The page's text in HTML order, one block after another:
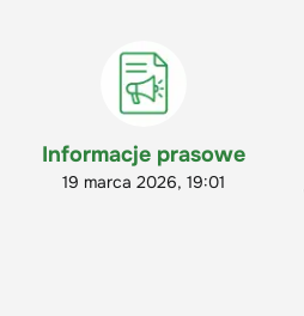
Informacje prasowe
19 marca 2026, 19:01